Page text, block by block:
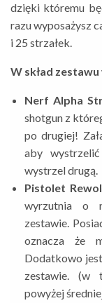
dzięki któremu
razu wyposażysz
i 25 strzałek.
W skład
Nerf Alpha
shotgun z
po drugiej!
aby
wystrzel drugą.
Pistolet
wyrzutnia o
zestawie.
oznacza że
Dodatkowo
zestawie. (w
powyżej